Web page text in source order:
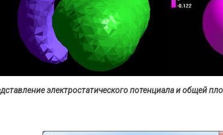
электростатического потенциала и общей